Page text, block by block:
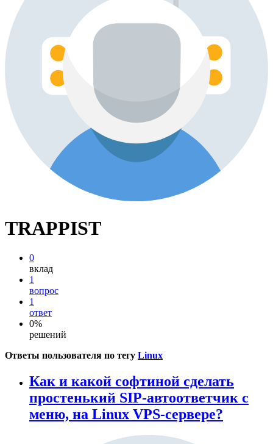
TRAPPIST
0
вклад
1
вопрос
1
ответ
0%
решений
Ответы пользователя по тегу Linux
Как и какой софтиной сделать
простенький SIP-автоответчик с
меню, на Linux VPS-сервере?